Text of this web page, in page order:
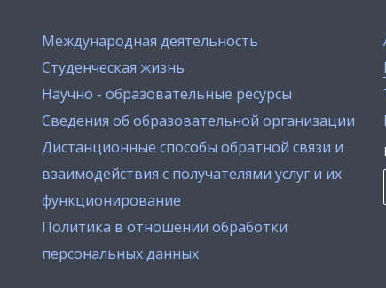
Международная деятельность
Студенческая жизнь
Научно - образовательные ресурсы
Сведения об образовательной организации
Дистанционные способы обратной связи и
взаимодействия с получателями услуг и их
функционирование
Политика в отношении обработки
персональных данных